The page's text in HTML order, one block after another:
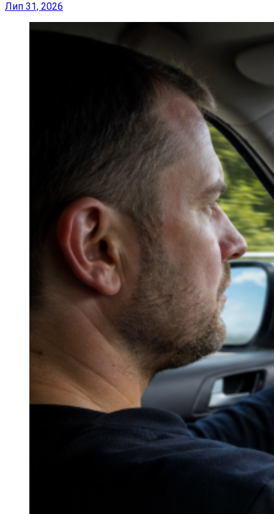
Лип 31, 2026